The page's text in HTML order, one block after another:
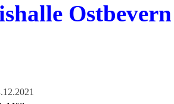
Ostbevern